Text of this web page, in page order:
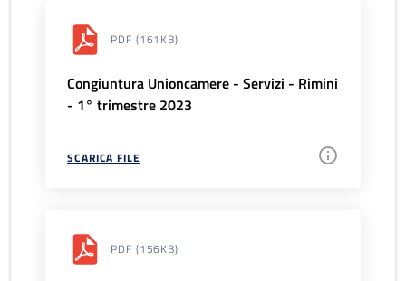
PDF (161KB)
Congiuntura Unioncamere - Servizi - Rimini
- 1° trimestre 2023
SCARICA FILE
PDF (156KB)